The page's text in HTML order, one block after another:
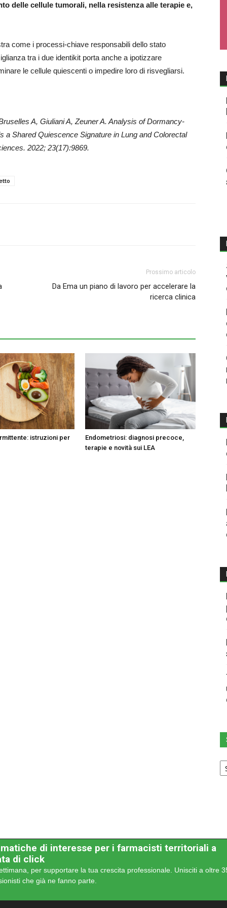
delle cellule tumorali, nella resistenza alle terapie e,
come i processi-chiave responsabili dello stato
tra i due identikit porta anche a ipotizzare
le cellule quiescenti o impedire loro di risvegliarsi.
A, Giuliani A, Zeuner A. Analysis of Dormancy-
Shared Quiescence Signature in Lung and Colorectal
2022; 23(17):9869.
Prossimo articolo
Da Ema un piano di lavoro per accelerare la
ricerca clinica
istruzioni per
Endometriosi: diagnosi precoce,
terapie e novità sui LEA
di interesse per i farmacisti territoriali a
di click
per supportare la tua crescita professionale. Unisciti a oltre
che già ne fanno parte.